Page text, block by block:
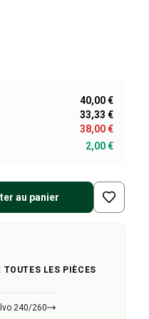
air frais (1961-73)
40,00 €
33,33 €
38,00 €
2,00 €
au panier
LES PIÈCES
240/260